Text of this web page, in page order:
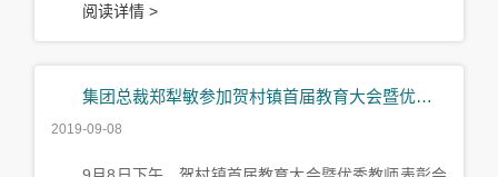
阅读详情 >
集团总裁郑犁敏参加贺村镇首届教育大会暨优秀教师表彰会
2019-09-08